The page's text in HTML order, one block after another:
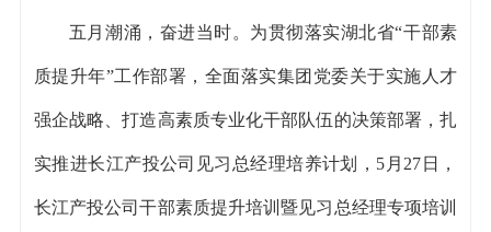
五月潮涌，奋进当时。为贯彻落实湖北省“干部素
质提升年”工作部署，全面落实集团党委关于实施人才
强企战略、打造高素质专业化干部队伍的决策部署，扎
实推进长江产投公司见习总经理培养计划，5月27日，
长江产投公司干部素质提升培训暨见习总经理专项培训